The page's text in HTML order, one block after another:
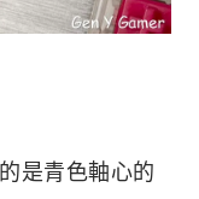
是青色軸心的